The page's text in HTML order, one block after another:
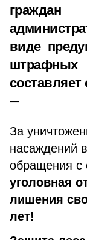
виде
штрафных
составляет
За
насаждений
обращения с
уголовная
лишения
лет!